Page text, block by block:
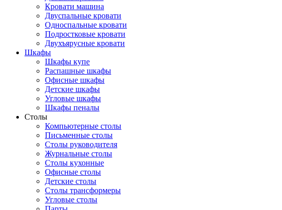
Кровати машина
Двуспальные кровати
Односпальные кровати
Подростковые кровати
Двухъярусные кровати
Шкафы
Шкафы купе
Распашные шкафы
Офисные шкафы
Детские шкафы
Угловые шкафы
Шкафы пеналы
Столы
Компьютерные столы
Письменные столы
Столы руководителя
Журнальные столы
Столы кухонные
Офисные столы
Детские столы
Столы трансформеры
Угловые столы